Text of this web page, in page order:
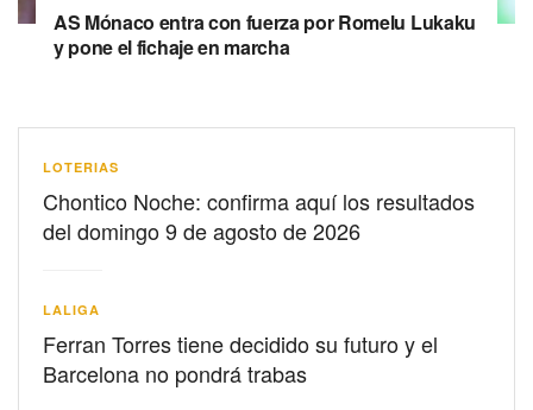
AS Mónaco entra con fuerza por Romelu Lukaku
y pone el fichaje en marcha
LOTERIAS
Chontico Noche: confirma aquí los resultados
del domingo 9 de agosto de 2026
LALIGA
Ferran Torres tiene decidido su futuro y el
Barcelona no pondrá trabas